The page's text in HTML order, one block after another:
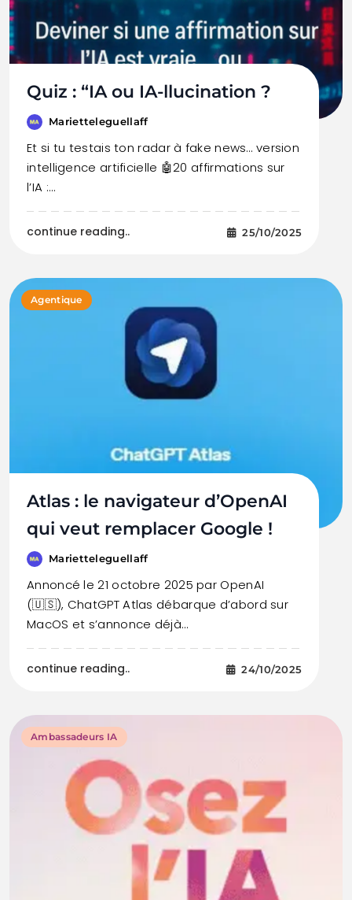
Quiz : “IA ou IA-llucination ?
Marietteleguellaff
Et si tu testais ton radar à fake news… version
intelligence artificielle 🤖20 affirmations sur
l’IA :…
continue reading.. 25/10/2025
Agentique
Atlas : le navigateur d’OpenAI
qui veut remplacer Google !
Marietteleguellaff
Annoncé le 21 octobre 2025 par OpenAI
(🇺🇸), ChatGPT Atlas débarque d’abord sur
MacOS et s’annonce déjà…
continue reading.. 24/10/2025
Ambassadeurs IA